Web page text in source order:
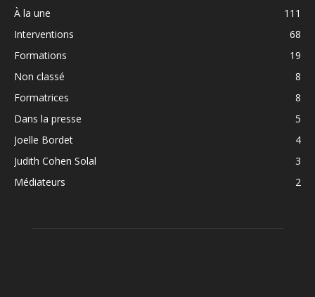
À la une
111
Interventions
68
Formations
19
Non classé
8
Formatrices
8
Dans la presse
5
Joelle Bordet
4
Judith Cohen Solal
3
Médiateurs
2